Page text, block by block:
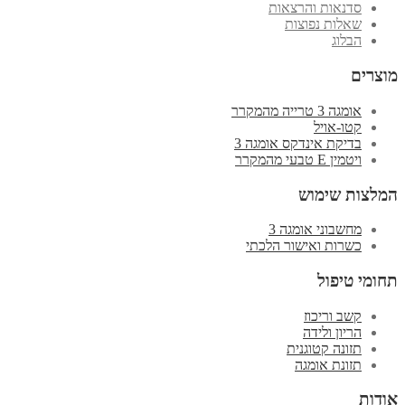
סדנאות והרצאות
שאלות נפוצות
הבלוג
מוצרים
אומגה 3 טרייה מהמקרר
קטו-אויל
בדיקת אינדקס אומגה 3
ויטמין E טבעי מהמקרר
המלצות שימוש
מחשבוני אומגה 3
כשרות ואישור הלכתי
תחומי טיפול
קשב וריכוז
הריון ולידה
תזונה קטוגנית
תזונת אומגה
אודות